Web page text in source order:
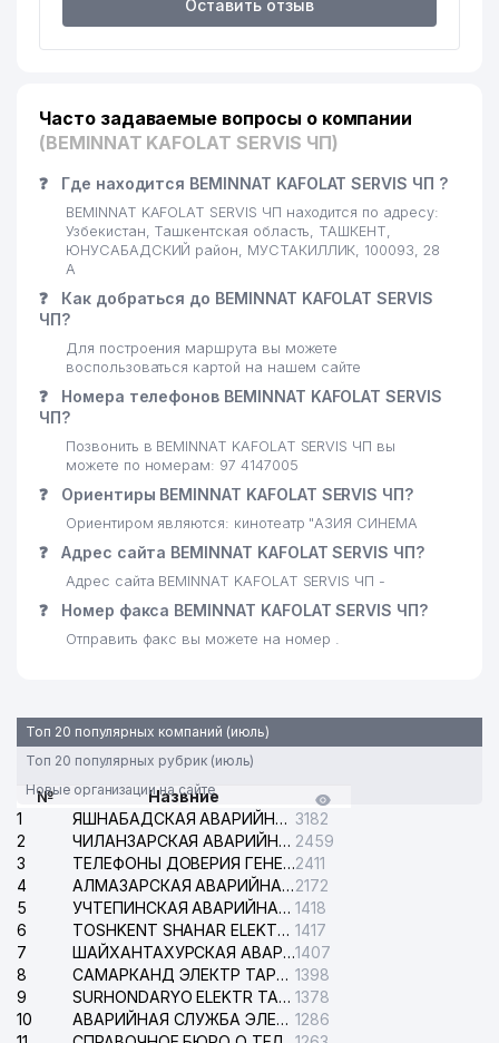
Оставить отзыв
Часто задаваемые вопросы о компании
(BEMINNAT KAFOLAT SERVIS ЧП)
❓ Где находится BEMINNAT KAFOLAT SERVIS ЧП ?
BEMINNAT KAFOLAT SERVIS ЧП находится по адресу:
Узбекистан, Ташкентская область, ТАШКЕНТ,
ЮНУСАБАДСКИЙ район, МУСТАКИЛЛИК, 100093, 28
А
❓
Как добраться до BEMINNAT KAFOLAT SERVIS
ЧП?
Для построения маршрута вы можете
воспользоваться картой на нашем сайте
❓
Номера телефонов BEMINNAT KAFOLAT SERVIS
ЧП?
Позвонить в BEMINNAT KAFOLAT SERVIS ЧП вы
можете по номерам: 97 4147005
❓ Ориентиры BEMINNAT KAFOLAT SERVIS ЧП?
Ориентиром являются: кинотеатр "АЗИЯ СИНЕМА
❓ Адрес сайта BEMINNAT KAFOLAT SERVIS ЧП?
Адрес сайта BEMINNAT KAFOLAT SERVIS ЧП -
❓ Номер факса BEMINNAT KAFOLAT SERVIS ЧП?
Отправить факс вы можете на номер .
Топ 20 популярных компаний (июль)
Топ 20 популярных рубрик (июль)
Новые организации на сайте
№
Назвние
1
ЯШНАБАДСКАЯ АВАРИЙНАЯ СЛУЖБА ЭЛЕКТРОСЕТИ 3182
2
ЧИЛАНЗАРСКАЯ АВАРИЙНАЯ СЛУЖБА ЭЛЕКТРОСЕТИ 2459
3
ТЕЛЕФОНЫ ДОВЕРИЯ ГЕНЕРАЛЬНОЙ ПРОКУРАТУРЫ РЕСПУБЛИКИ УЗБЕКИСТАН2411
4
АЛМАЗАРСКАЯ АВАРИЙНАЯ СЛУЖБА ЭЛЕКТРОСЕТИ2172
5
УЧТЕПИНСКАЯ АВАРИЙНАЯ СЛУЖБА ЭЛЕКТРОСЕТИ 1418
6
TOSHKENT SHAHAR ELEKTR TARMOQLARI KORXONASI АО 1417
7
ШАЙХАНТАХУРСКАЯ АВАРИЙНАЯ СЛУЖБА ЭЛЕКТРОСЕТИ1407
8
САМАРКАНД ЭЛЕКТР ТАРМОКЛАРИ АО 1398
9
SURHONDARYO ELEKTR TARMOKLARI АО 1378
10
АВАРИЙНАЯ СЛУЖБА ЭЛЕКТРОСЕТИ ТАШКЕНТСКОГО РАЙОНА 1286